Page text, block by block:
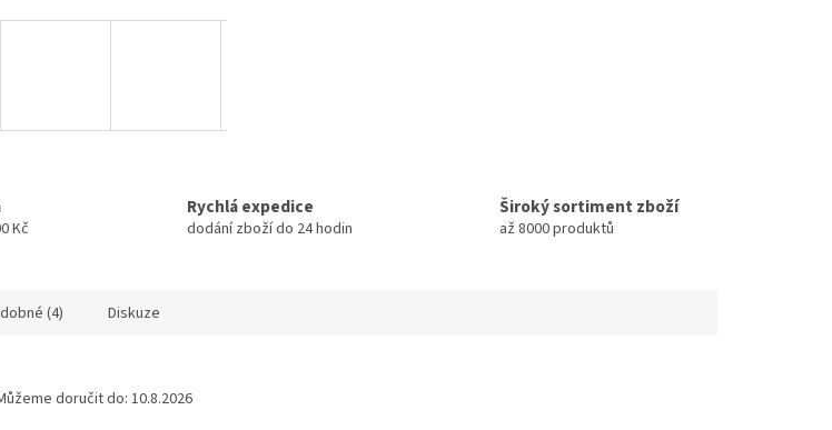
Kč
Rychlá expedice
dodání zboží do 24 hodin
Široký sortiment zboží
až 8000 produktů
(4) Diskuze
doručit do:10.8.2026